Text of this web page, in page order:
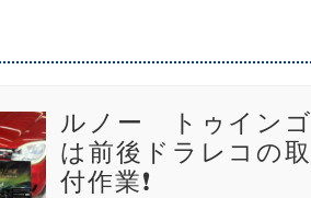
ルノー トゥインゴ
は前後ドラレコの取
付作業❗